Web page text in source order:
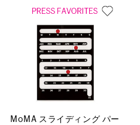
MoMA スライディング パー